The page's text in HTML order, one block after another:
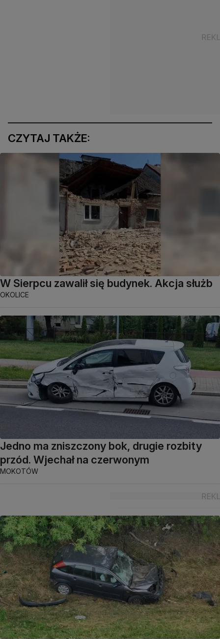
CZYTAJ TAKŻE:
W Sierpcu zawalił się budynek. Akcja służb
OKOLICE
Jedno ma zniszczony bok, drugie rozbity
przód. Wjechał na czerwonym
MOKOTÓW